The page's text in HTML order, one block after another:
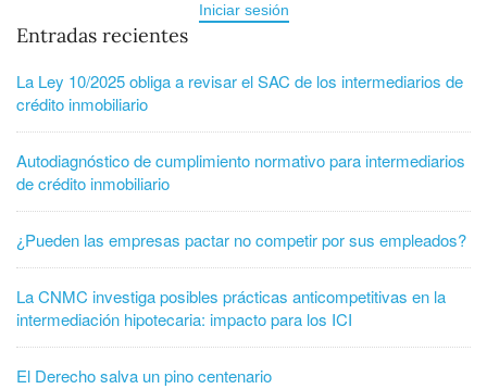
Iniciar sesión
Entradas recientes
La Ley 10/2025 obliga a revisar el SAC de los intermediarios de
crédito inmobiliario
Autodiagnóstico de cumplimiento normativo para intermediarios
de crédito inmobiliario
¿Pueden las empresas pactar no competir por sus empleados?
La CNMC investiga posibles prácticas anticompetitivas en la
intermediación hipotecaria: impacto para los ICI
El Derecho salva un pino centenario